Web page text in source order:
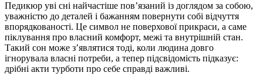
Педикюр уві сні найчастіше пов’язаний із доглядом за собою,
уважністю до деталей і бажанням повернути собі відчуття
впорядкованості. Це символ не поверхової прикраси, а саме
піклування про власний комфорт, межі та внутрішній стан.
Такий сон може з’являтися тоді, коли людина довго
ігнорувала власні потреби, а тепер підсвідомість підказує:
дрібні акти турботи про себе справді важливі.